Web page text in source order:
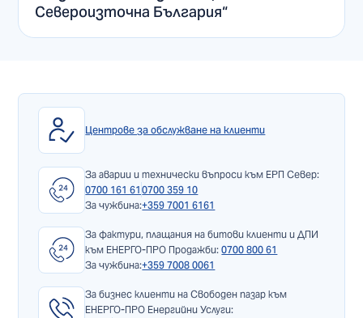
Североизточна България“
Центрове за обслужване на клиенти
За аварии и технически въпроси към ЕРП Север:
0700 161 61 0700 359 10
За чужбина:+359 7001 6161
За фактури, плащания на битови клиенти и ДПИ
към ЕНЕРГО-ПРО Продажби:0700 800 61
За чужбина:+359 7008 0061
За бизнес клиенти на Свободен пазар към
ЕНЕРГО-ПРО Енергийни Услуги: